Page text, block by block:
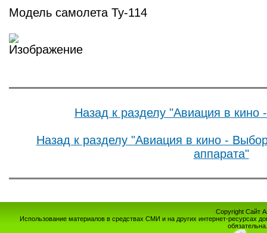
Модель самолета Ту-114
Назад к разделу "Авиация в
Назад к разделу "Авиация в кино -
аппарата"
Copyright Сайт
Использование материалов в средствах СМИ и на других интернет-ресурсах
обязательна.